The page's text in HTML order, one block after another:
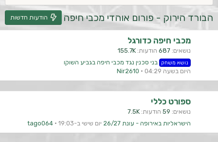
הבורד הירוק - פורום אוהדי מכבי חיפה הודעות חדשות
מכבי חיפה כדורגל
נושאים 687 הודעות 155.7K
נושא משחק
בני סכנין נגד מכבי חיפה בגביע השוקו
היום בשעה 04:29
Nir2610
ספורט כללי
נושאים 59 הודעות 7.5K
הישראליות באירופה - עונת 26/27
יום שישי ב-19:03 tago064